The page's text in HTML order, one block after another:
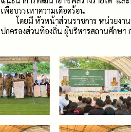
เพื่อบรรเทาความเดือดร้อน
โดยมี หัวหน้าส่วนราชการ หน่วยงาน
ปกครองส่วนท้องถิ่น ผู้บริหารสถานศึกษ